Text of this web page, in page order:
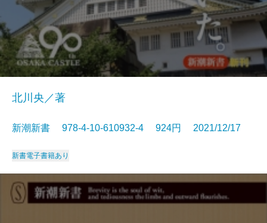
北川央／著
新潮新書 978-4-10-610932-4 924円 2021/12/17
新書電子書籍あり